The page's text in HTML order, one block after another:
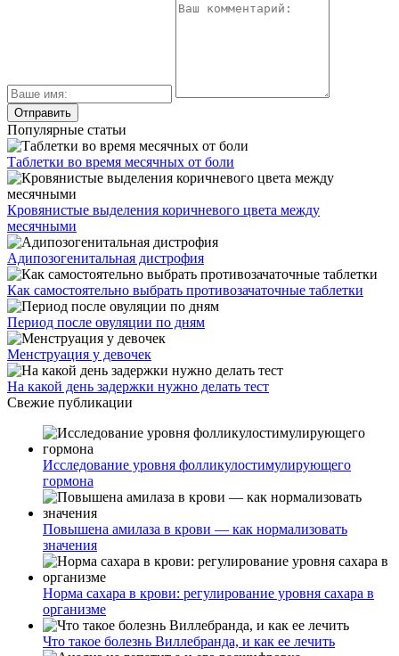
Популярные статьи
Таблетки во время месячных от боли
Кровянистые выделения коричневого цвета между
месячными
Адипозогенитальная дистрофия
Как самостоятельно выбрать противозачаточные таблетки
Период после овуляции по дням
Менструация у девочек
На какой день задержки нужно делать тест
Свежие публикации
Исследование уровня фолликулостимулирующего
гормона
Повышена амилаза в крови — как нормализовать
значения
Норма сахара в крови: регулирование уровня сахара в
организме
Что такое болезнь Виллебранда, и как ее лечить